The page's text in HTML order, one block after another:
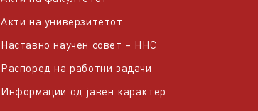
Акти на универзитетот
Наставно научен совет – ННС
Распоред на работни задачи
Информации од јавен карактер